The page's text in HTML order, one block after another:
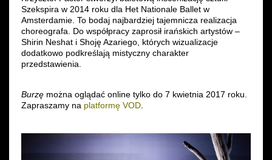
Organizacja imprez
Wynajem kostiumów
Fundusze unijne
Dotacje celowe
Szekspira w 2014 roku dla Het Nationale Ballet w
Amsterdamie. To bodaj najbardziej tajemnicza realizacja
choreografa. Do współpracy zaprosił irańskich artystów –
Shirin Neshat i Shoję Azariego, których wizualizacje
dodatkowo podkreślają mistyczny charakter
przedstawienia.
Burzę można oglądać online tylko do 7 kwietnia 2017 roku.
Zapraszamy na platformę VOD